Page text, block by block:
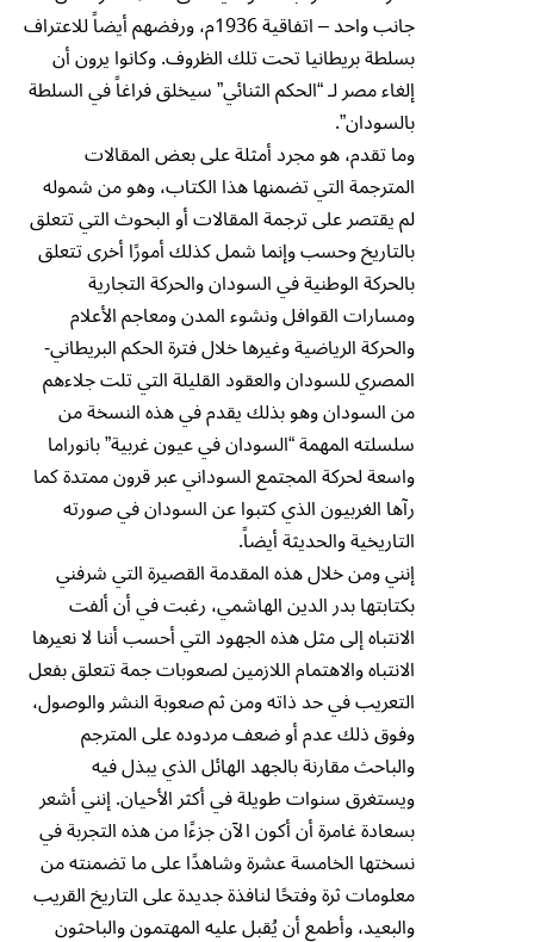
جانب واحد – اتفاقية 1936م، ورفضهم أيضاً للاعتراف
بسلطة بريطانيا تحت تلك الظروف. وكانوا يرون أن
إلغاء مصر لـ “الحكم الثنائي” سيخلق فراغاً في السلطة
بالسودان”.
وما تقدم، هو مجرد أمثلة على بعض المقالات
المترجمة التي تضمنها هذا الكتاب، وهو من شموله
لم يقتصر على ترجمة المقالات أو البحوث التي تتعلق
بالتاريخ وحسب وإنما شمل كذلك أمورًا أخرى تتعلق
بالحركة الوطنية في السودان والحركة التجارية
ومسارات القوافل ونشوء المدن ومعاجم الأعلام
والحركة الرياضية وغيرها خلال فترة الحكم البريطاني-
المصري للسودان والعقود القليلة التي تلت جلاءهم
من السودان وهو بذلك يقدم في هذه النسخة من
سلسلته المهمة “السودان في عيون غربية” بانوراما
واسعة لحركة المجتمع السوداني عبر قرون ممتدة كما
رآها الغربيون الذي كتبوا عن السودان في صورته
التاريخية والحديثة أيضاً.
إنني ومن خلال هذه المقدمة القصيرة التي شرفني
بكتابتها بدر الدين الهاشمي، رغبت في أن ألفت
الانتباه إلى مثل هذه الجهود التي أحسب أننا لا نعيرها
الانتباه والاهتمام اللازمين لصعوبات جمة تتعلق بفعل
التعريب في حد ذاته ومن ثم صعوبة النشر والوصول،
وفوق ذلك عدم أو ضعف مردوده على المترجم
والباحث مقارنة بالجهد الهائل الذي يبذل فيه
ويستغرق سنوات طويلة في أكثر الأحيان. إنني أشعر
بسعادة غامرة أن أكون الآن جزءًا من هذه التجربة في
نسختها الخامسة عشرة وشاهدًا على ما تضمنته من
معلومات ثرة وفتحًا لنافذة جديدة على التاريخ القريب
والبعيد، وأطمع أن يُقبل عليه المهتمون والباحثون